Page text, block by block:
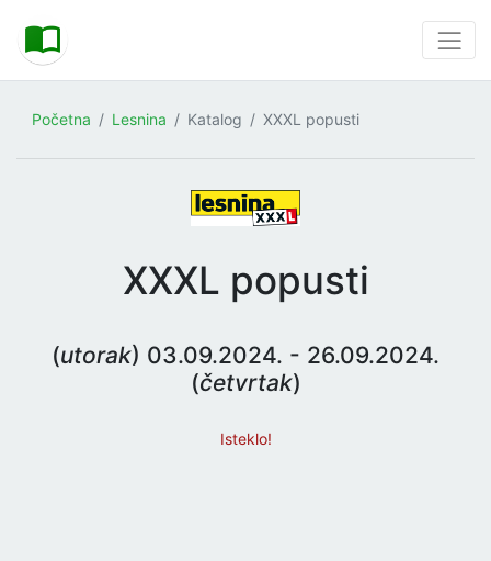
Početna Lesnina Katalog XXXL popusti
XXXL popusti
(utorak) 03.09.2024. - 26.09.2024.
(četvrtak)
Isteklo!